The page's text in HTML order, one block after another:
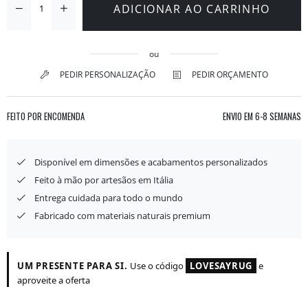
ADICIONAR AO CARRINHO
ou
PEDIR PERSONALIZAÇÃO
PEDIR ORÇAMENTO
FEITO POR ENCOMENDA ENVIO EM 6-8 SEMANAS
Disponível em dimensões e acabamentos personalizados
Feito à mão por artesãos em Itália
Entrega cuidada para todo o mundo
Fabricado com materiais naturais premium
UM PRESENTE PARA SI. Use o código LOVESAYRUG e
aproveite a oferta